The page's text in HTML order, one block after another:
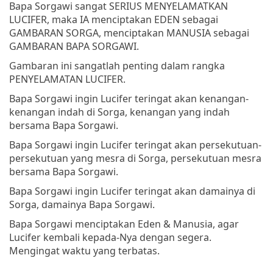
Bapa Sorgawi sangat SERIUS MENYELAMATKAN
LUCIFER, maka IA menciptakan EDEN sebagai
GAMBARAN SORGA, menciptakan MANUSIA sebagai
GAMBARAN BAPA SORGAWI.
Gambaran ini sangatlah penting dalam rangka
PENYELAMATAN LUCIFER.
Bapa Sorgawi ingin Lucifer teringat akan kenangan-
kenangan indah di Sorga, kenangan yang indah
bersama Bapa Sorgawi.
Bapa Sorgawi ingin Lucifer teringat akan persekutuan-
persekutuan yang mesra di Sorga, persekutuan mesra
bersama Bapa Sorgawi.
Bapa Sorgawi ingin Lucifer teringat akan damainya di
Sorga, damainya Bapa Sorgawi.
Bapa Sorgawi menciptakan Eden & Manusia, agar
Lucifer kembali kepada-Nya dengan segera.
Mengingat waktu yang terbatas.